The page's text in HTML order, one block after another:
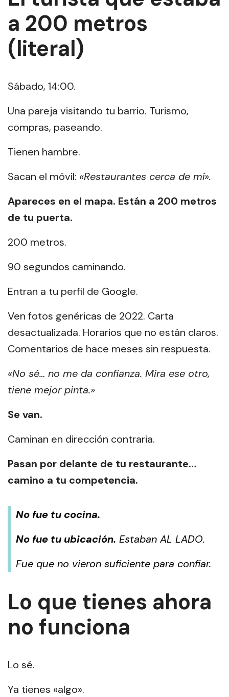
a 200 metros
(literal)
Sábado, 14:00.
Una pareja visitando tu barrio. Turismo,
compras, paseando.
Tienen hambre.
Sacan el móvil: «Restaurantes cerca de mí».
Apareces en el mapa. Están a 200 metros
de tu puerta.
200 metros.
90 segundos caminando.
Entran a tu perfil de Google.
Ven fotos genéricas de 2022. Carta
desactualizada. Horarios que no están claros.
Comentarios de hace meses sin respuesta.
«No sé… no me da confianza. Mira ese otro,
tiene mejor pinta.»
Se van.
Caminan en dirección contraria.
Pasan por delante de tu restaurante…
camino a tu competencia.
No fue tu cocina.
No fue tu ubicación. Estaban AL LADO.
Fue que no vieron suficiente para confiar.
Lo que tienes ahora
no funciona
Lo sé.
Ya tienes «algo».